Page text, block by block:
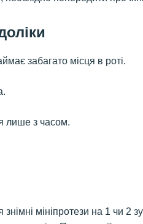
забагато місця в роті.
лише з часом.
мініпротези на 1 чи